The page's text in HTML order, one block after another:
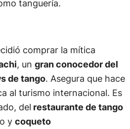
tanguería.
comprar la mítica
, un gran conocedor del
de tango. Asegura que hace
al turismo internacional. Es
del restaurante de tango
y coqueto